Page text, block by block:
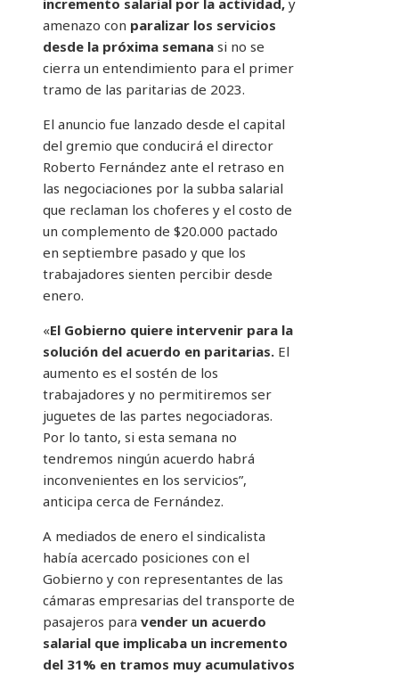
amenazo con paralizar los servicios
desde la próxima semana si no se
cierra un entendimiento para el primer
tramo de las paritarias de 2023.
El anuncio fue lanzado desde el capital
del gremio que conducirá el director
Roberto Fernández ante el retraso en
las negociaciones por la subba salarial
que reclaman los choferes y el costo de
un complemento de $20.000 pactado
en septiembre pasado y que los
trabajadores sienten percibir desde
enero.
«El Gobierno quiere intervenir para la
solución del acuerdo en paritarias. El
aumento es el sostén de los
trabajadores y no permitiremos ser
juguetes de las partes negociadoras.
Por lo tanto, si esta semana no
tendremos ningún acuerdo habrá
inconvenientes en los servicios”,
anticipa cerca de Fernández.
A mediados de enero el sindicalista
había acercado posiciones con el
Gobierno y con representantes de las
cámaras empresarias del transporte de
pasajeros para vender un acuerdo
salarial que implicaba un incremento
del 31% en tramos muy acumulativos